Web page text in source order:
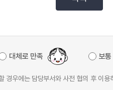
대체로 만족 보통
경우에는 담당부서와 사전 협의 후 이용